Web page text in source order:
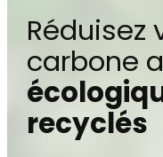
Réduisez
carbone
recyclés